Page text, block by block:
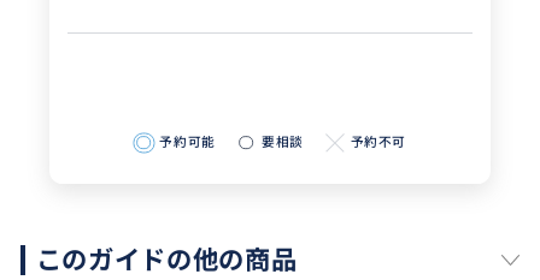
予約可能 要相談 予約不可
このガイドの他の商品